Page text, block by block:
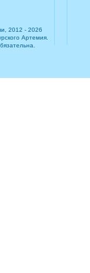
2012 - 2026
Артемия.